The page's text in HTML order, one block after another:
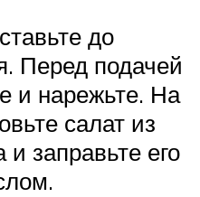
до
Перед подачей
и нарежьте. На
салат из
заправьте его